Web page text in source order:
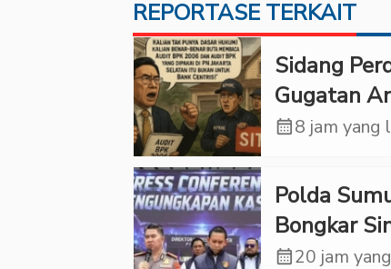
REPORTASE TERKAIT
Sidang
Gugatan
KPKNL dan
PUPN
calendar_month8 jam yang
Polda
Bongkar
Scamming
calendar_month20 jam